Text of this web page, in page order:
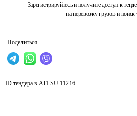
Зарегистрируйтесь и получите доступ к
на перевозку грузов и поиск
Поделиться
ID тендера в ATI.SU 11216